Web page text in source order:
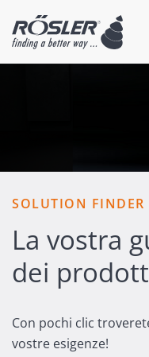
SOLUTION FINDER
La vostra
dei
Con pochi clic
vostre esigenze!